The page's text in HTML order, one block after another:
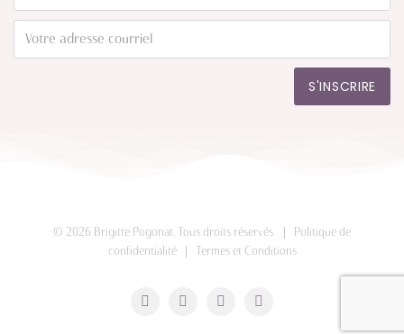
S'INSCRIRE
© 2026 Brigitte Pogonat. Tous droits réservés. | Politique de
confidentialité| Termes et Conditions